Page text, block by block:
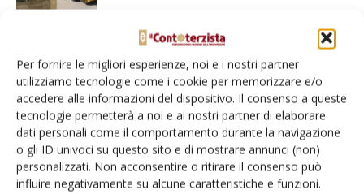
Per fornire le migliori esperienze, noi e i nostri partner
utilizziamo tecnologie come i cookie per memorizzare e/o
accedere alle informazioni del dispositivo. Il consenso a queste
tecnologie permetterà a noi e ai nostri partner di elaborare
dati personali come il comportamento durante la navigazione
o gli ID univoci su questo sito e di mostrare annunci (non)
personalizzati. Non acconsentire o ritirare il consenso può
influire negativamente su alcune caratteristiche e funzioni.
Trinciacaricatrice New Holland FR920
LASCIA UN COMMENTO